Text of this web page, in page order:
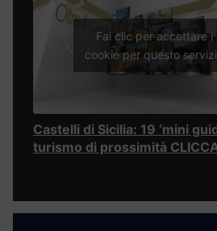
Fai clic per accettare i
cookie per questo
Castelli di Sicilia: 19 ‘mini
turismo di prossimità CLICCA